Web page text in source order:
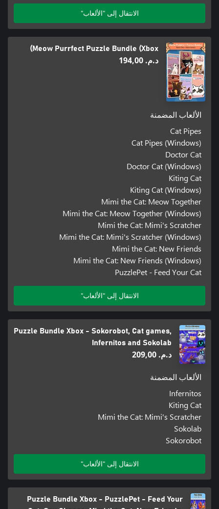
الانتقال إلى "الألعاب"
Meow Purrfect Puzzle Bundle (Xbox)
د.م.‏ 194,00
الألعاب المضمنة
Cat Pipes
Cat Pipes (Windows)
Doctor Cat
Doctor Cat (Windows)
Kiting Cat
Kiting Cat (Windows)
Mimi the Cat: Meow Together
Mimi the Cat: Meow Together (Windows)
Mimi the Cat: Mimi's Scratcher
Mimi the Cat: Mimi's Scratcher (Windows)
Mimi the Cat: New Friends
Mimi the Cat: New Friends (Windows)
PuzzlePet - Feed Your Cat
الانتقال إلى "الألعاب"
Puzzle Bundle Xbox - Sokorobot, Cat games,
Infernitos and Sokolab
د.م.‏ 209,00
الألعاب المضمنة
Infernitos
Kiting Cat
Mimi the Cat: Mimi's Scratcher
Sokolab
Sokorobot
الانتقال إلى "الألعاب"
Puzzle Bundle Xbox - PuzzlePet - Feed Your